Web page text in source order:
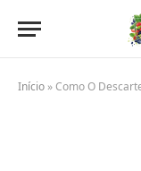
Início »Como O